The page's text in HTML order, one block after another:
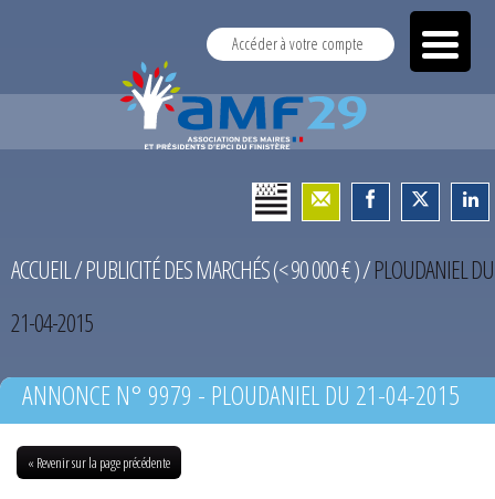
Accéder à votre compte
ACCUEIL/PUBLICITÉ DES MARCHÉS (< 90 000 € )/PLOUDANIEL DU
21-04-2015
ANNONCE N° 9979 - PLOUDANIEL DU 21-04-2015
« Revenir sur la page précédente